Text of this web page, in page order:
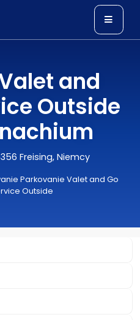
and
Outside
Freising, Niemcy
Parkovanie Valet and Go
Outside